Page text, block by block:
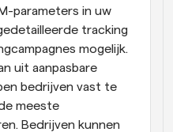
parameters in uw
tracking
mogelijk.
uit aanpasbare
bedrijven vast te
meeste
Bedrijven kunnen